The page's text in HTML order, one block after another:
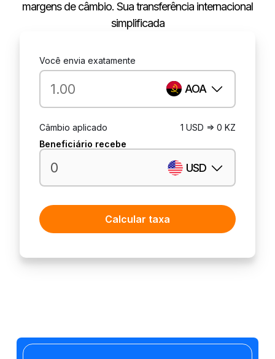
margens de câmbio. Sua transferência internacional
simplificada
Você envia exatamente
AOA
Câmbio aplicado
1 USD => 0 KZ
Beneficiário recebe
USD
Calcular taxa